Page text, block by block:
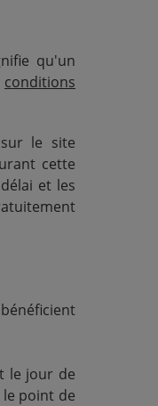
qu'un
conditions
le site
cette
et les
le jour de
point de